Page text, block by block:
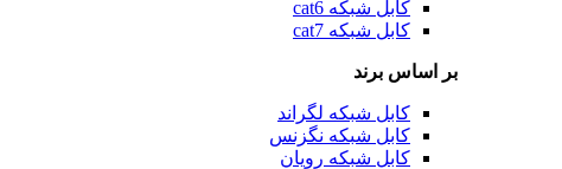
کابل شبکه cat6
کابل شبکه cat7
بر اساس برند
کابل شبکه لگراند
کابل شبکه نگزنس
کابل شبکه رویان